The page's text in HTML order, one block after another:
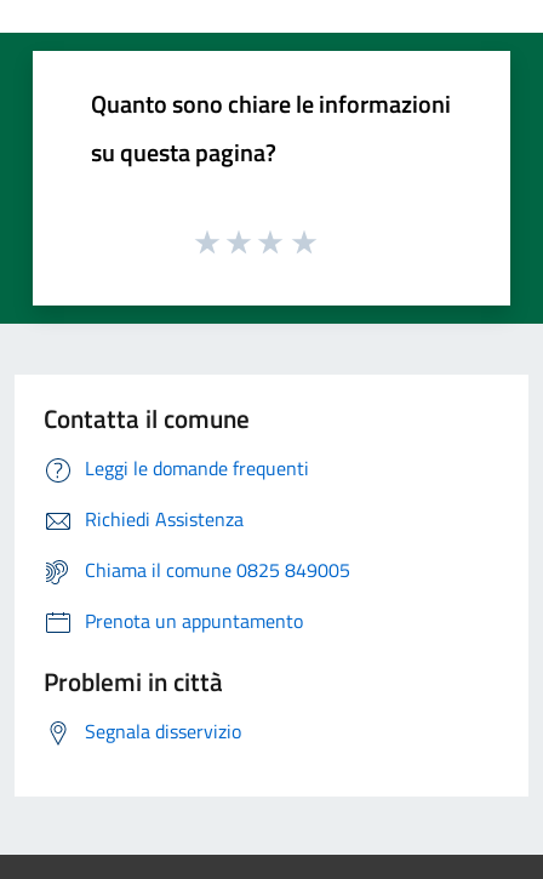
Quanto sono chiare le informazioni
su questa pagina?
Contatta il comune
Leggi le domande frequenti
Richiedi Assistenza
Chiama il comune 0825 849005
Prenota un appuntamento
Problemi in città
Segnala disservizio